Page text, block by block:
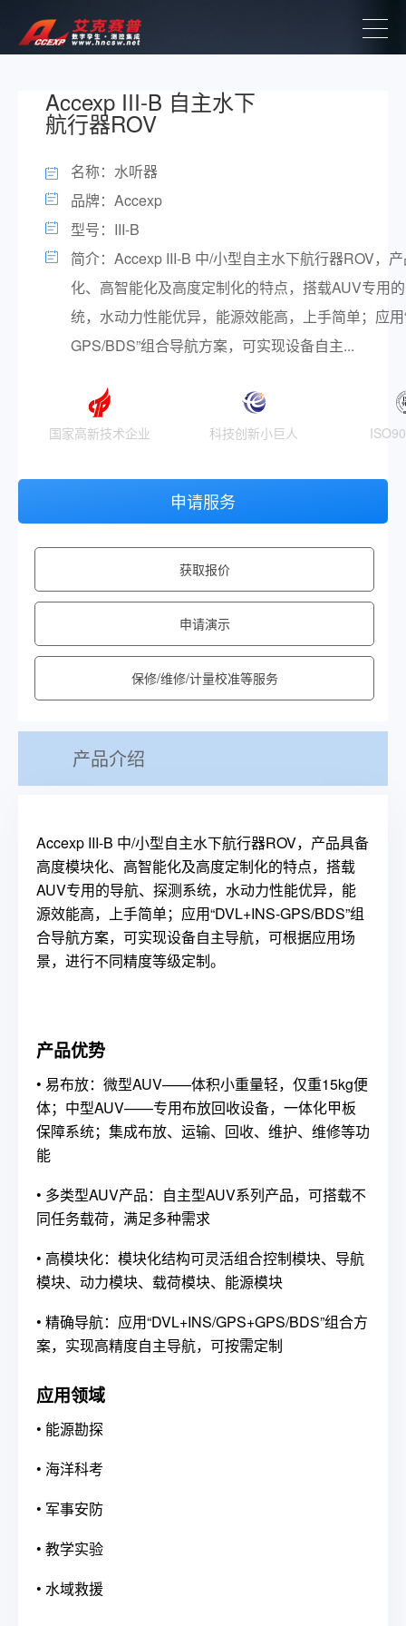
Accexp III-B 自主水下
航行器ROV
名称：水听器
品牌：Accexp
型号：III-B
简介：Accexp III-B 中/小型自主水下航行器ROV，
化、高智能化及高度定制化的特点，搭载AUV专用
统，水动力性能优异，能源效能高，上手简单；应
GPS/BDS”组合导航方案，可实现设备自主...
国家高新技术企业 科技创新小巨人
申请服务
获取报价
申请演示
保修/维修/计量校准等服务
产品介绍
Accexp III-B 中/小型自主水下航行器ROV，产品具备
高度模块化、高智能化及高度定制化的特点，搭载
AUV专用的导航、探测系统，水动力性能优异，能
源效能高，上手简单；应用“DVL+INS-GPS/BDS”组
合导航方案，可实现设备自主导航，可根据应用场
景，进行不同精度等级定制。
产品优势
• 易布放：微型AUV——体积小重量轻，仅重15kg便
体；中型AUV——专用布放回收设备，一体化甲板
保障系统；集成布放、运输、回收、维护、维修等功
能
• 多类型AUV产品：自主型AUV系列产品，可搭载不
同任务载荷，满足多种需求
• 高模块化：模块化结构可灵活组合控制模块、导航
模块、动力模块、载荷模块、能源模块
• 精确导航：应用“DVL+INS/GPS+GPS/BDS”组合方
案，实现高精度自主导航，可按需定制
应用领域
• 能源勘探
• 海洋科考
• 军事安防
• 教学实验
• 水域救援